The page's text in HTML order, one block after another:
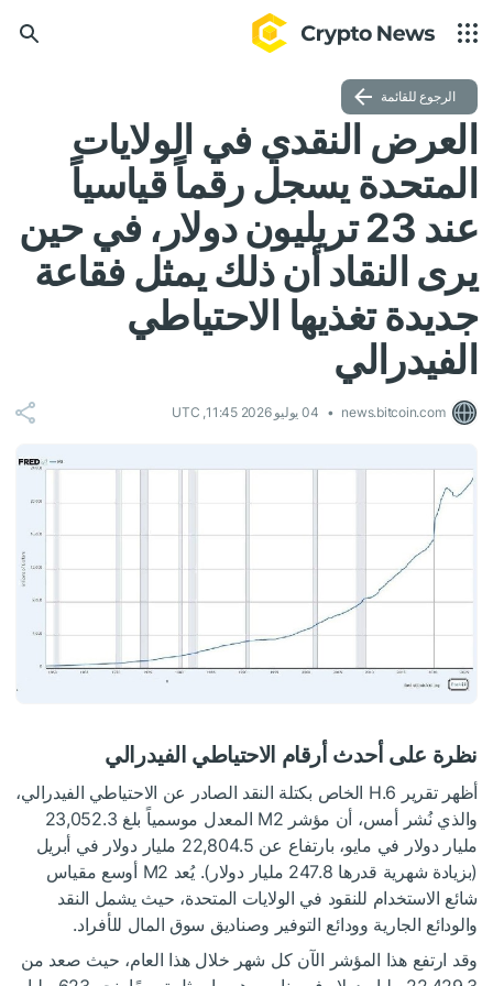
الرجوع للقائمة
العرض النقدي في الولايات
المتحدة يسجل رقماً قياسياً
عند 23 تريليون دولار، في حين
يرى النقاد أن ذلك يمثل فقاعة
جديدة تغذيها الاحتياطي
الفيدرالي
news.bitcoin.com 04 يوليو 2026 11:45, UTC
نظرة على أحدث أرقام الاحتياطي الفيدرالي
أظهر تقرير H.6 الخاص بكتلة النقد الصادر عن الاحتياطي الفيدرالي،
والذي نُشر أمس، أن مؤشر M2 المعدل موسمياً بلغ 23,052.3
مليار دولار في مايو، بارتفاع عن 22,804.5 مليار دولار في أبريل
(بزيادة شهرية قدرها 247.8 مليار دولار). يُعد M2 أوسع مقياس
شائع الاستخدام للنقود في الولايات المتحدة، حيث يشمل النقد
والودائع الجارية وودائع التوفير وصناديق سوق المال للأفراد.
وقد ارتفع هذا المؤشر الآن كل شهر خلال هذا العام، حيث صعد من